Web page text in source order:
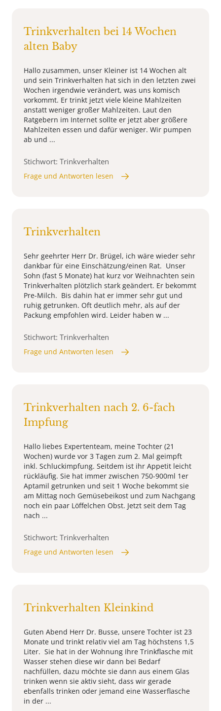
Trinkverhalten bei 14 Wochen
alten Baby
Hallo zusammen, unser Kleiner ist 14 Wochen alt
und sein Trinkverhalten hat sich in den letzten zwei
Wochen irgendwie verändert, was uns komisch
vorkommt. Er trinkt jetzt viele kleine Mahlzeiten
anstatt weniger großer Mahlzeiten. Laut den
Ratgebern im Internet sollte er jetzt aber größere
Mahlzeiten essen und dafür weniger. Wir pumpen
ab und ...
Stichwort: Trinkverhalten
Frage und Antworten lesen
Trinkverhalten
Sehr geehrter Herr Dr. Brügel, ich wäre wieder sehr
dankbar für eine Einschätzung/einen Rat. Unser
Sohn (fast 5 Monate) hat kurz vor Weihnachten sein
Trinkverhalten plötzlich stark geändert. Er bekommt
Pre-Milch. Bis dahin hat er immer sehr gut und
ruhig getrunken. Oft deutlich mehr, als auf der
Packung empfohlen wird. Leider haben w ...
Stichwort: Trinkverhalten
Frage und Antworten lesen
Trinkverhalten nach 2. 6-fach
Impfung
Hallo liebes Expertenteam, meine Tochter (21
Wochen) wurde vor 3 Tagen zum 2. Mal geimpft
inkl. Schluckimpfung. Seitdem ist ihr Appetit leicht
rückläufig. Sie hat immer zwischen 750-900ml 1er
Aptamil getrunken und seit 1 Woche bekommt sie
am Mittag noch Gemüsebeikost und zum Nachgang
noch ein paar Löffelchen Obst. Jetzt seit dem Tag
nach ...
Stichwort: Trinkverhalten
Frage und Antworten lesen
Trinkverhalten Kleinkind
Guten Abend Herr Dr. Busse, unsere Tochter ist 23
Monate und trinkt relativ viel am Tag höchstens 1,5
Liter. Sie hat in der Wohnung Ihre Trinkflasche mit
Wasser stehen diese wir dann bei Bedarf
nachfüllen, dazu möchte sie dann aus einem Glas
trinken wenn sie aktiv sieht, dass wir gerade
ebenfalls trinken oder jemand eine Wasserflasche
in der ...